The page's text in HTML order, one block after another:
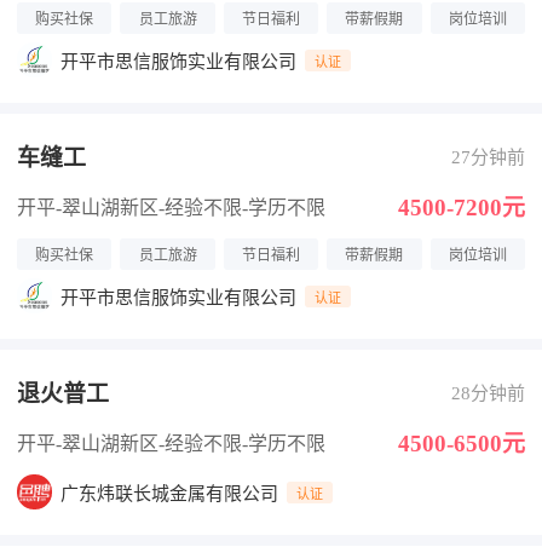
购买社保 员工旅游 节日福利 带薪假期 岗位培训
开平市思信服饰实业有限公司 认证
车缝工 27分钟前
开平-翠山湖新区-经验不限-学历不限 4500-7200元
购买社保 员工旅游 节日福利 带薪假期 岗位培训
开平市思信服饰实业有限公司 认证
退火普工 28分钟前
开平-翠山湖新区-经验不限-学历不限 4500-6500元
广东炜联长城金属有限公司 认证